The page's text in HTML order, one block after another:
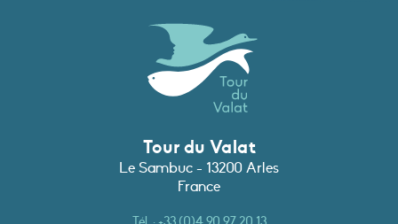
Tour du Valat
Le Sambuc - 13200 Arles
France